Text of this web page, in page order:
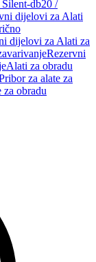
db20 /
dijelovi za Alati
dijelovi za Alati za
Rezervni
Alati za obradu
za alate za
obradu